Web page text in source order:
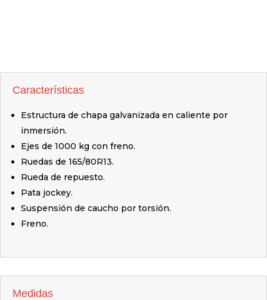
Características
Estructura de chapa galvanizada en caliente por
inmersión.
Ejes de 1000 kg con freno.
Ruedas de 165/80R13.
Rueda de repuesto.
Pata jockey.
Suspensión de caucho por torsión.
Freno.
Medidas